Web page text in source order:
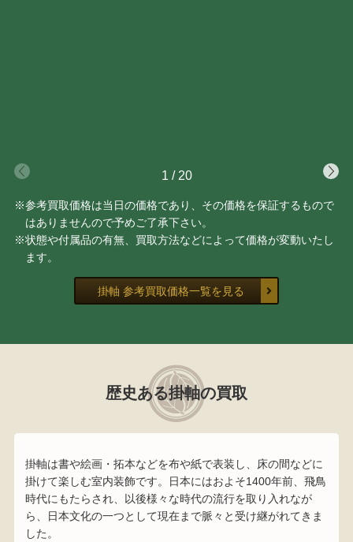
1 / 20
※参考買取価格は当日の価格であり、その価格を保証するもので
はありませんので予めご了承下さい。
※状態や付属品の有無、買取方法などによって価格が変動いたし
ます。
掛軸 参考買取価格一覧を見る
歴史ある掛軸の買取
掛軸は書や絵画・拓本などを布や紙で表装し、床の間などに
掛けて楽しむ室内装飾です。日本にはおよそ1400年前、飛鳥
時代にもたらされ、以後様々な時代の流行を取り入れなが
ら、日本文化の一つとして現在まで脈々と受け継がれてきま
した。